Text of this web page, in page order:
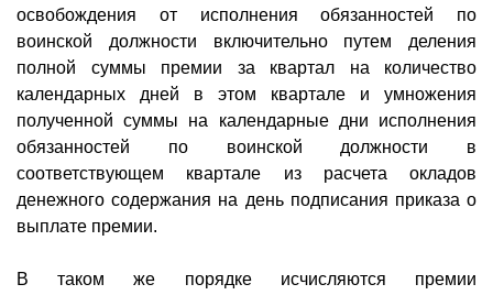
освобождения от исполнения обязанностей по
воинской должности включительно путем деления
полной суммы премии за квартал на количество
календарных дней в этом квартале и умножения
полученной суммы на календарные дни исполнения
обязанностей по воинской должности в
соответствующем квартале из расчета окладов
денежного содержания на день подписания приказа о
выплате премии.
В таком же порядке исчисляются премии